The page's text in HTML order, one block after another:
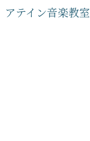
アテイン音楽教室